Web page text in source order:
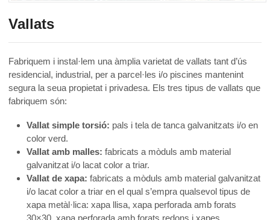
Vallats
Fabriquem i instal·lem una àmplia varietat de vallats tant d’ús
residencial, industrial, per a parcel·les i/o piscines mantenint
segura la seua propietat i privadesa. Els tres tipus de vallats que
fabriquem són:
Vallat simple torsió: pals i tela de tanca galvanitzats i/o en
color verd.
Vallat amb malles: fabricats a mòduls amb material
galvanitzat i/o lacat color a triar.
Vallat de xapa: fabricats a mòduls amb material galvanitzat
i/o lacat color a triar en el qual s’empra qualsevol tipus de
xapa metàl·lica: xapa llisa, xapa perforada amb forats
30×30, xapa perforada amb forats redons i xapes